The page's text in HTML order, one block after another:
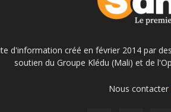
d'information créé en février 2014 par
soutien du Groupe Klédu (Mali) et de
Nous contacter